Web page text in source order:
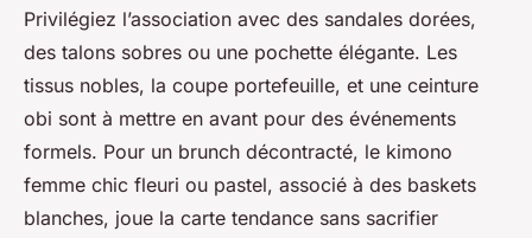
Privilégiez l’association avec des sandales dorées,
des talons sobres ou une pochette élégante. Les
tissus nobles, la coupe portefeuille, et une ceinture
obi sont à mettre en avant pour des événements
formels. Pour un brunch décontracté, le kimono
femme chic fleuri ou pastel, associé à des baskets
blanches, joue la carte tendance sans sacrifier